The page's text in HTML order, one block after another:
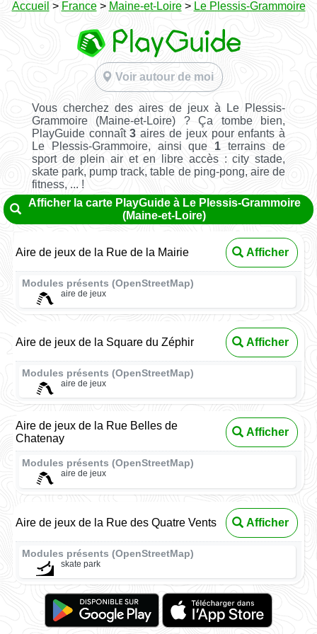
Accueil > France> Maine-et-Loire> Le Plessis-Grammoire
Voir autour de moi
Vous cherchez des aires de jeux à Le Plessis-
Grammoire (Maine-et-Loire) ? Ça tombe bien,
PlayGuide connaît3 aires de jeux pour enfants à
Le Plessis-Grammoire, ainsi que 1 terrains de
sport de plein air et en libre accès : city stade,
skate park, pump track, table de ping-pong, aire de
fitness, ... !
Afficher la carte PlayGuide à Le Plessis-Grammoire
(Maine-et-Loire)
Aire de jeux de la Rue de la Mairie Afficher
Modules présents (OpenStreetMap)
aire de jeux
Aire de jeux de la Square du Zéphir Afficher
Modules présents (OpenStreetMap)
aire de jeux
Aire de jeux de la Rue Belles de
Chatenay
Afficher
Modules présents (OpenStreetMap)
aire de jeux
Aire de jeux de la Rue des Quatre Vents Afficher
Modules présents (OpenStreetMap)
skate park